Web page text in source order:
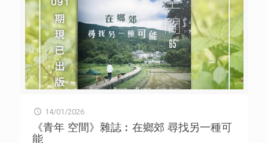
的「營運計算計劃」，以理性平衡理想與生存。 談及靈感
來源，兩位嘉賓認為，創意並非憑空而生，他們私下極其勤
力地觀摩大量經典電影與媒體創作，從中發掘市場上尚未出
現的獨特空隙。他們指出，創意往往並非由零開始，而是經
過參考與鑽研後，再加以轉化與創新。兩位更強調，無論多
有創意的人都會有盲點，因此必須具備開放的心態，接納團
隊不同的意見，並持續自我檢討。這場交流不僅傳授技術，
更引導青年以專業且負責任的態度實踐創作夢想。 「KOL
中一個「青成共創」項目。未來，這群青年創作者的作品將
陸續在青年空間的網站、社交媒體及21C@JC TO_MO應用程
式發布，敬請留意。
14/01/2026
《青年 空間》雜誌︰在鄉郊 尋找另一種可
能